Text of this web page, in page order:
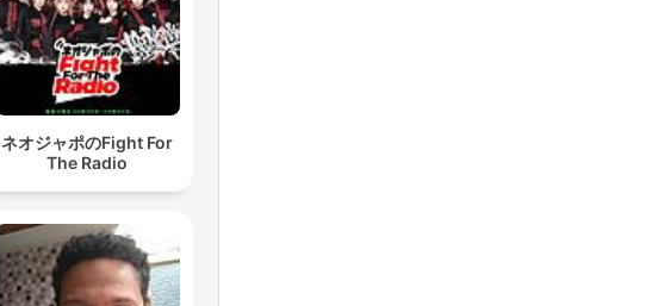
ネオジャポのFight For
The Radio